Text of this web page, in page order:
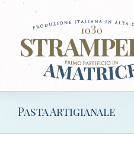
Salta
contenuto
Pasta Artigianale